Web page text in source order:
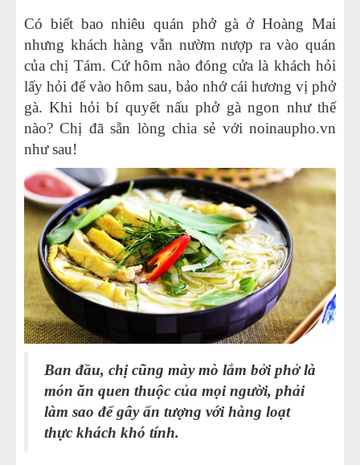
Linh kiện nồi nấu phở
10-Chiết áp nồi phở
11-Thanh nhiệt thay thế trong nồi nấu phở điện
12-Vài điều cần biết về thanh nhiệt nồi nấu phở
Cách để bảo quản nồi nấu phở chuẩn nhất
-Hướng dẫn vận hành nồi nấu phở Viễn Đông
15-Nồi nấu phở tiết kiệm điện Viễn Đông nấu bao lâu
thì sôi?
16-Nồi nấu phở bằng điện 20 lít
17-Dịch vụ bảo hành, bảo trì và sửa chữa nồi nấu phở
Viễn Đông
18-Biết giá nồi nấu phở bằng điện bao nhiêu tiền để
mua về dùng
19-Bán nồi nấu phở cũ – Địa chỉ uy tín, chất lượng
nhất
Báo giá nồi nấu phở bằng điện 2 ngăn
Có biết bao nhiêu quán phở gà ở Hoàng Mai
nhưng khách hàng vẫn nườm nượp ra vào quán
của chị Tám. Cứ hôm nào đóng cửa là khách hỏi
lấy hỏi để vào hôm sau, bảo nhớ cái hương vị phở
gà. Khi hỏi bí quyết nấu phở gà ngon như thế
nào? Chị đã sẵn lòng chia sẻ với noinaupho.vn
như sau!
Ban đầu, chị cũng mày mò lắm bởi phở là
món ăn quen thuộc của mọi người, phải
làm sao để gây ấn tượng với hàng loạt
thực khách khó tính.
THIẾT BỊ KHÁC